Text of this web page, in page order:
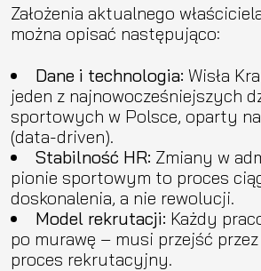
Założenia aktualnego
można opisać następująco:
Dane i technologia: Wisła
jeden z najnowocześniejszych
sportowych w Polsce, oparty
(data-driven).
Stabilność HR: Zmiany w
pionie sportowym to proces
doskonalenia, a nie rewolucji.
Model rekrutacji: Każdy
po murawę – musi przejść
proces rekrutacyjny.